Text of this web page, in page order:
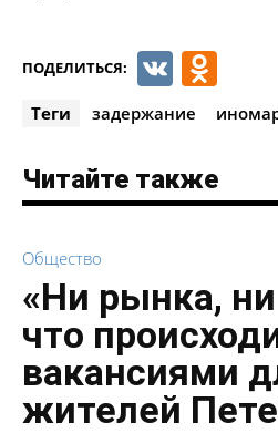
ПОДЕЛИТЬСЯ: VK
Теги задержание
Читайте также
Общество
«Ни рынка, ни
что
вакансиями
жителей